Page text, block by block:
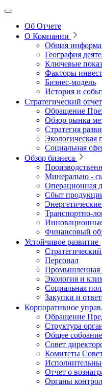
Об Отчете
О Компании
Общая
География
Ключевые
Факторы
Бизнес-модель
История и
Стратегический отчет
Обращение
Обзор рынка
Стратегия
Экологическая
Социальная
Обзор бизнеса
Минерально ‑
Операционная
Сбыт
Транспортно-
Финансовый
Устойчивое развитие
Персонал
Промышленная
Экология и
Социальная
Закупки и
Корпоративное
Обращение
Структура
Общее
Совет
Комитеты
Отчет о
Органы